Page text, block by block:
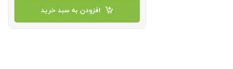
افزودن به سبد خرید